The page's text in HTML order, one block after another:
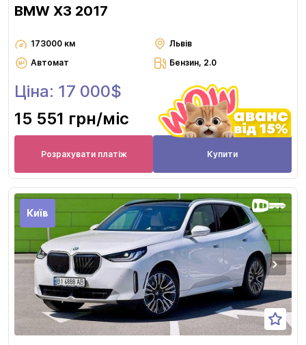
BMW X3 2017
173000 км
Львів
Автомат
Бензин, 2.0
Ціна: 17 000$
15 551 грн/міс
Розрахувати платіж Купити
Київ